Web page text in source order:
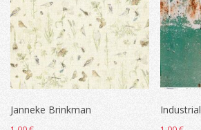
Janneke Brinkman Industrial